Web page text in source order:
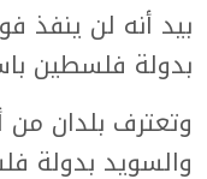
بيد أنه لن ينفذ
بدولة فلسطين
وتعترف بلدان من
والسويد بدولة